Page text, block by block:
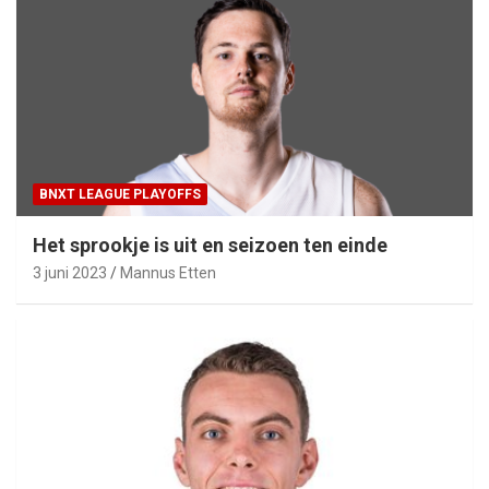
BNXT LEAGUE PLAYOFFS
Het sprookje is uit en seizoen ten einde
3 juni 2023 Mannus Etten